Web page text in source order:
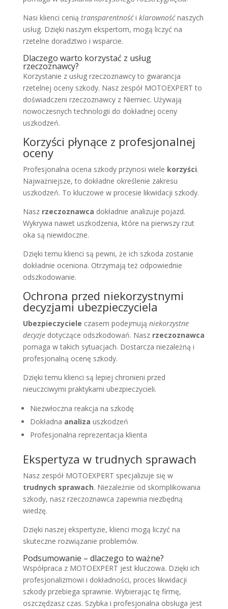
Nasi klienci cenią transparentnośći klarownośćnaszych
usług. Dzięki naszym ekspertom, mogą liczyć na
rzetelne doradztwo i wsparcie.
Dlaczego warto korzystać z usług
rzeczoznawcy?
Korzystanie z usług rzeczoznawcy to gwarancja
rzetelnej oceny szkody. Nasz zespół MOTOEXPERT to
doświadczeni rzeczoznawcy z Niemiec. Używają
nowoczesnych technologii do dokładnej oceny
uszkodzeń.
Korzyści płynące z profesjonalnej
oceny
Profesjonalna ocena szkody przynosi wiele korzyści.
Najważniejsze, to dokładne określenie zakresu
uszkodzeń. To kluczowe w procesie likwidacji szkody.
Nasz rzeczoznawca dokładnie analizuje pojazd.
Wykrywa nawet uszkodzenia, które na pierwszy rzut
oka są niewidoczne.
Dzięki temu klienci są pewni, że ich szkoda zostanie
dokładnie oceniona. Otrzymają też odpowiednie
odszkodowanie.
Ochrona przed niekorzystnymi
decyzjami ubezpieczyciela
Ubezpieczyciele czasem podejmują niekorzystne
decyzjedotyczące odszkodowań. Nasz rzeczoznawca
pomaga w takich sytuacjach. Dostarcza niezależną i
profesjonalną ocenę szkody.
Dzięki temu klienci są lepiej chronieni przed
nieuczciwymi praktykami ubezpieczycieli.
Niezwłoczna reakcja na szkodę
Dokładna analiza uszkodzeń
Profesjonalna reprezentacja klienta
Ekspertyza w trudnych sprawach
Nasz zespół MOTOEXPERT specjalizuje się w
trudnych sprawach. Niezależnie od skomplikowania
szkody, nasz rzeczoznawca zapewnia niezbędną
wiedzę.
Dzięki naszej ekspertyzie, klienci mogą liczyć na
skuteczne rozwiązanie problemów.
Podsumowanie – dlaczego to ważne?
Współpraca z MOTOEXPERT jest kluczowa. Dzięki ich
profesjonalizmowi i dokładności, proces likwidacji
szkody przebiega sprawnie. Wybierając tę firmę,
oszczędzasz czas. Szybka i profesjonalna obsługa jest